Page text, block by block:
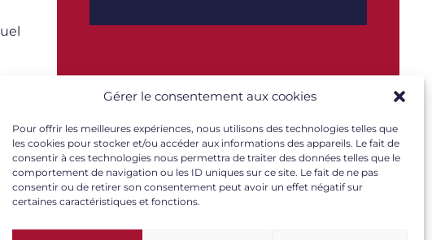
Gérer le consentement aux cookies
Pour offrir les meilleures expériences, nous utilisons des technologies telles que
les cookies pour stocker et/ou accéder aux informations des appareils. Le fait de
consentir à ces technologies nous permettra de traiter des données telles que le
comportement de navigation ou les ID uniques sur ce site. Le fait de ne pas
consentir ou de retirer son consentement peut avoir un effet négatif sur
certaines caractéristiques et fonctions.